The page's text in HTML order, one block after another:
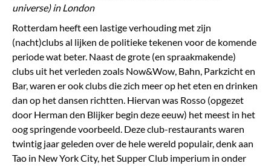
universe) in London
Rotterdam heeft een lastige verhouding met zijn
(nacht)clubs al lijken de politieke tekenen voor de komende
periode wat beter. Naast de grote (en spraakmakende)
clubs uit het verleden zoals Now&Wow, Bahn, Parkzicht en
Bar, waren er ook clubs die zich meer op het eten en drinken
dan op het dansen richtten. Hiervan was Rosso (opgezet
door Herman den Blijker begin deze eeuw) het meest in het
oog springende voorbeeld. Deze club-restaurants waren
twintig jaar geleden over de hele wereld populair, denk aan
Tao in New York City, het Supper Club imperium in onder